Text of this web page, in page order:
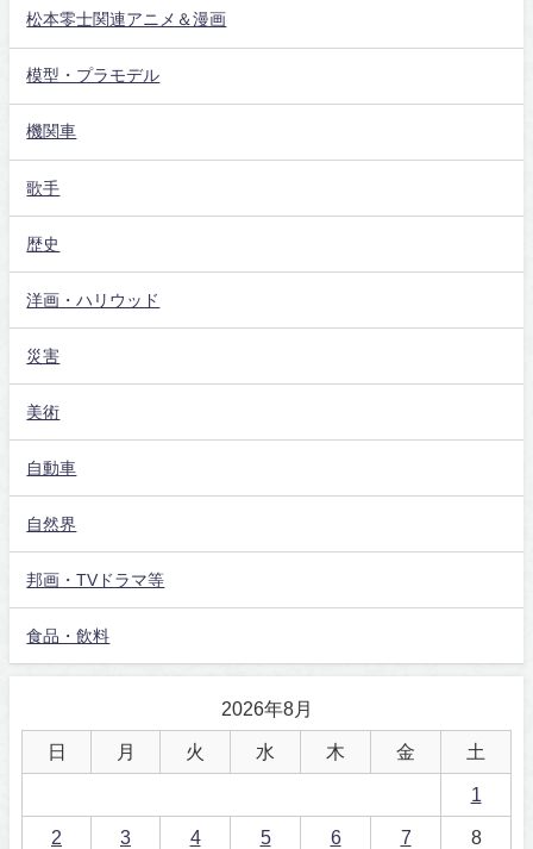
松本零士関連アニメ＆漫画
模型・プラモデル
機関車
歌手
歴史
洋画・ハリウッド
災害
美術
自動車
自然界
邦画・TVドラマ等
食品・飲料
2026年8月
日 月 火 水 木 金 土
1
2 3 4 5 6 7 8